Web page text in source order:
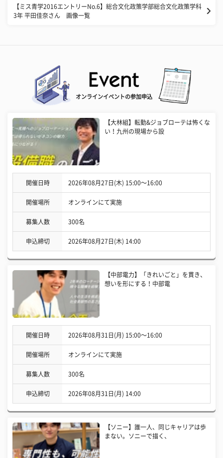
【ミス青学2016エントリーNo.6】総合文化政策学部総合文化政策学科
3年 平田佳奈さん 画像一覧
オンラインイベントの参加申込
【大林組】転勤&ジョブローテは怖くな
い！九州の現場から設
開催日時 2026年08月27日(木) 15:00〜16:00
開催場所 オンラインにて実施
募集人数 300名
申込締切 2026年08月27日(木) 14:00
【中部電力】「きれいごと」を貫き、
想いを形にする！中部電
開催日時 2026年08月31日(月) 15:00〜16:00
開催場所 オンラインにて実施
募集人数 300名
申込締切 2026年08月31日(月) 14:00
【ソニー】誰一人、同じキャリアは歩
まない。ソニーで描く、